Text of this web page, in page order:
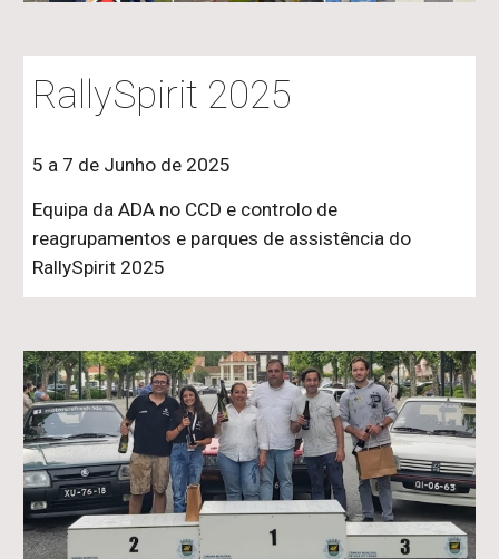
RallySpirit 2025
5 a 7 de Junho de 2025
Equipa da ADA no CCD e controlo de
reagrupamentos e parques de assistência do
RallySpirit 2025